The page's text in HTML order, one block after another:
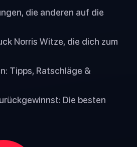
die anderen auf die
Norris Witze, die dich zum
Tipps, Ratschläge &
Die besten